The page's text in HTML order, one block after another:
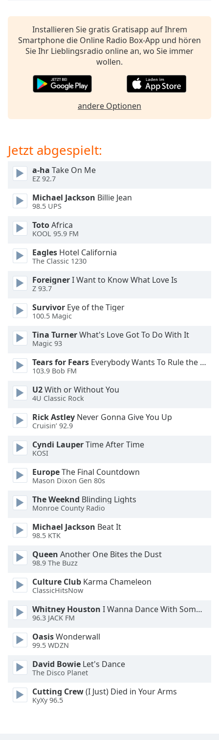
off,
selected
Subtitles
settings,
opens
dialog
selected
Audio
Track
Picture-
in-
Fullscreen
This
window.
Beginning
window.
Escape
cancel
close
Color
Opacity
Text
Background
Color
Opacity
Caption
Area
Color
Opacity
Installieren Sie gratis Gratisapp auf Ihrem
Smartphone die Online Radio Box-App und hören
Sie Ihr Lieblingsradio online an, wo Sie immer
wollen.
andere Optionen
Jetzt abgespielt:
a-ha Take On Me
EZ 92.7
Michael Jackson Billie Jean
98.5 UPS
TotoAfrica
KOOL 95.9 FM
Eagles Hotel California
The Classic 1230
ForeignerI Want to Know What Love Is
Z 93.7
Survivor Eye of the Tiger
100.5 Magic
Tina TurnerWhat's Love Got To Do With It
Magic 93
Tears for Fears Everybody Wants To Rule the World
103.9 Bob FM
U2With or Without You
4U Classic Rock
Rick Astley Never Gonna Give You Up
Cruisin’ 92.9
Cyndi LauperTime After Time
KOSI
EuropeThe Final Countdown
Mason Dixon Gen 80s
The Weeknd Blinding Lights
Monroe County Radio
Michael Jackson Beat It
98.5 KTK
Queen Another One Bites the Dust
98.9 The Buzz
Culture Club Karma Chameleon
ClassicHitsNow
Whitney Houston I Wanna Dance With Somebody
96.3 JACK FM
OasisWonderwall
99.5 WDZN
David Bowie Let's Dance
The Disco Planet
Cutting Crew(I Just) Died in Your Arms
KyXy 96.5